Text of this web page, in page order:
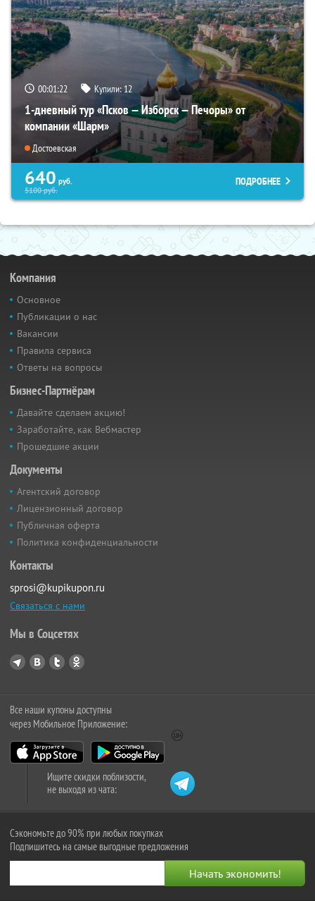
00:01:21 Купили:12
1-дневный тур «Псков — Изборск — Печоры» от
компании «Шарм»
Достоевская
640 руб.
5100руб.
ПОДРОБНЕЕ
Компания
Основное
Публикации о нас
Вакансии
Правила сервиса
Ответы на вопросы
Бизнес-Партнёрам
Давайте сделаем акцию!
Заработайте, как Вебмастер
Прошедшие акции
Документы
Агентский договор
Лицензионный договор
Публичная оферта
Политика конфиденциальности
Контакты
sprosi@kupikupon.ru
Связаться с нами
Мы в Соцсетях
Все наши купоны доступны
через Мобильное Приложение:
Ищите скидки поблизости,
не выходя из чата:
Сэкономьте до 90% при любых покупках
Подпишитесь на самые выгодные предложения